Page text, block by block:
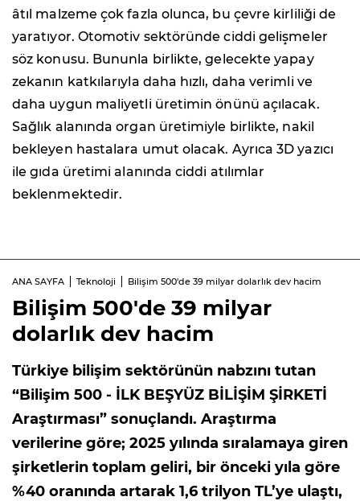
âtıl malzeme çok fazla olunca, bu çevre kirliliği de
yaratıyor. Otomotiv sektöründe ciddi gelişmeler
söz konusu. Bununla birlikte, gelecekte yapay
zekanın katkılarıyla daha hızlı, daha verimli ve
daha uygun maliyetli üretimin önünü açılacak.
Sağlık alanında organ üretimiyle birlikte, nakil
bekleyen hastalara umut olacak. Ayrıca 3D yazıcı
ile gıda üretimi alanında ciddi atılımlar
beklenmektedir.
ANA SAYFA Teknoloji Bilişim 500'de 39 milyar dolarlık dev hacim
Bilişim 500'de 39 milyar
dolarlık dev hacim
Türkiye bilişim sektörünün nabzını tutan
“Bilişim 500 - İLK BEŞYÜZ BİLİŞİM ŞİRKETİ
Araştırması” sonuçlandı. Araştırma
verilerine göre; 2025 yılında sıralamaya giren
şirketlerin toplam geliri, bir önceki yıla göre
%40 oranında artarak 1,6 trilyon TL’ye ulaştı,